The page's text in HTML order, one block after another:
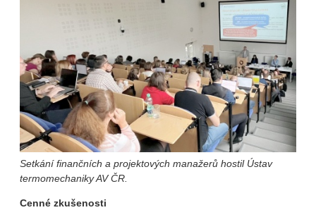
Setkání finančních a projektových manažerů hostil Ústav
termomechaniky AV ČR.
Cenné zkušenosti